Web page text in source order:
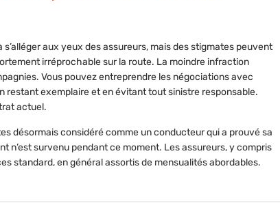
aux yeux des assureurs, mais des stigmates peuvent
irréprochable sur la route. La moindre infraction
Vous pouvez entreprendre les négociations avec
restant exemplaire et en évitant tout sinistre responsable.
actuel.
désormais considéré comme unconducteur qui a prouvé sa
n’est survenu pendant ce moment. Les assureurs, y compris
standard, en général assortis de mensualités abordables.